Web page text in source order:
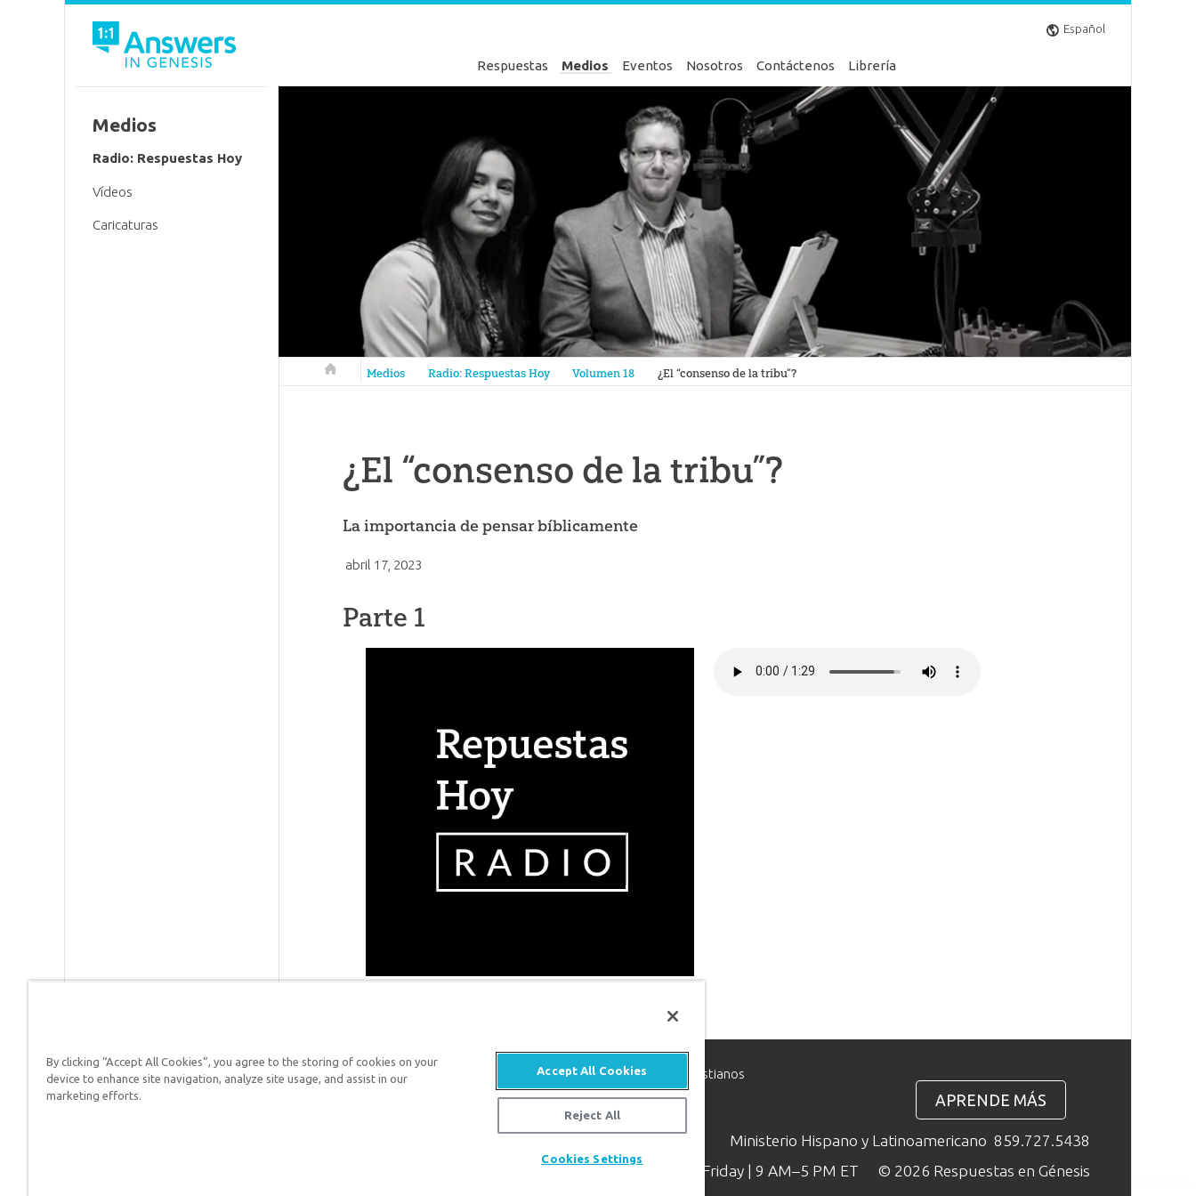
Español
Respuestas Medios Eventos Nosotros Contáctenos Librería
Respuestas en Génesis
Medios Radio: Respuestas Hoy Volumen 18 ¿El “consenso de la tribu”?
¿El “consenso de la tribu”?
La importancia de pensar bíblicamente
abril 17, 2023
Parte 1
Medios
Radio: Respuestas Hoy
Vídeos
Caricaturas
Respuestas en Génesis es un ministerio de apologética, dedicado a ayudar a los cristianos
defender su fe y proclamar el evangelio de Jesucristo.
APRENDE MÁS
Ministerio Hispano y Latinoamericano 859.727.5438
Available Monday–Friday | 9 AM–5 PM ET
© 2026 Respuestas en Génesis
By clicking “Accept All Cookies”, you agree to the storing of cookies on your
device to enhance site navigation, analyze site usage, and assist in our
marketing efforts.
Accept All Cookies
Reject All
Cookies Settings